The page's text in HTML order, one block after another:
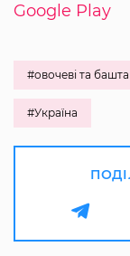
Google Play
#овочеві та
#Україна